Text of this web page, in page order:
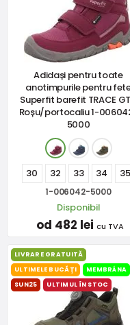
Adidași pentru toate
anotimpurile pentru
Superfit barefit TRACE
Roșu/portocaliu 1-
5000
30 32 33 34 35
1-006042-5000
Disponibil
od 482 lei cu TVA
LIVRARE GRATUITĂ
ULTIMELE BUCĂȚI
MEMBRÁNA
SUN25
ULTIMUL ÎN STOC